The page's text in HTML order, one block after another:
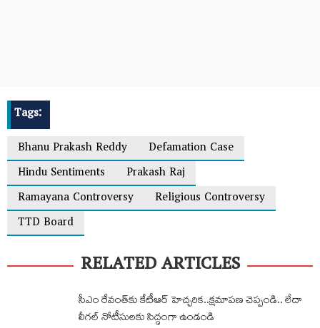
Tags:
Bhanu Prakash Reddy
Defamation Case
Hindu Sentiments
Prakash Raj
Ramayana Controversy
Religious Controversy
TTD Board
RELATED ARTICLES
సీఎం రేవంత్‌కు కేటీఆర్ హెచ్చరిక‌..క్షమాపణ చెప్పండి.. లేదా
లీగల్ నోటీసులకు సిద్ధంగా ఉండండి